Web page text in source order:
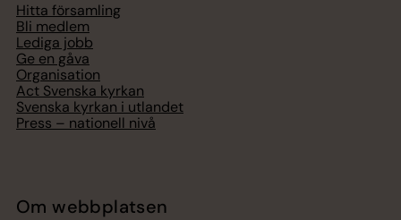
Hitta församling
Bli medlem
Lediga jobb
Ge en gåva
Organisation
Act Svenska kyrkan
Svenska kyrkan i utlandet
Press – nationell nivå
Om webbplatsen